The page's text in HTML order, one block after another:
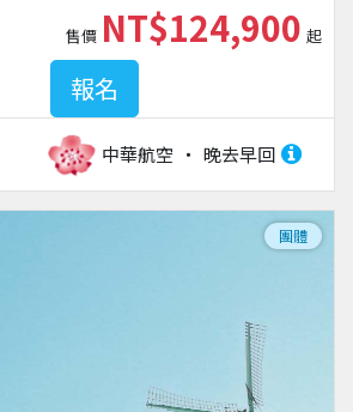
中華航空 晚去早回
售價 NT$124,900 起
報名
團體